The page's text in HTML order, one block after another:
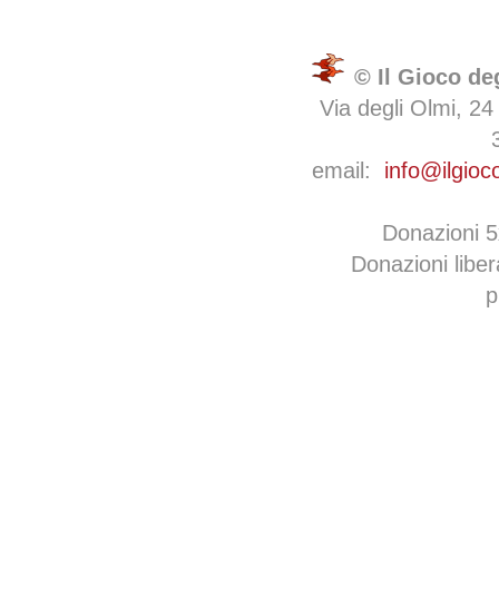
© Il Gioco
Via degli Olmi,
email:
Donazioni
Donazioni